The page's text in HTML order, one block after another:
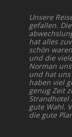
Unsere
gefallen.
hat alles
schön
und die
Norman
und hat
haben viel
genug Zeit
Strandhotel
gute Wahl.
die gute